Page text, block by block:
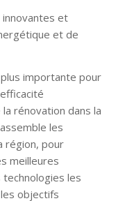
et
et de
importante pour
rénovation dans la
les
région, pour
meilleures
les
objectifs